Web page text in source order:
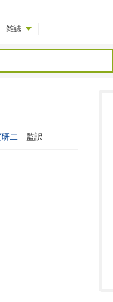
雑誌
二 監訳